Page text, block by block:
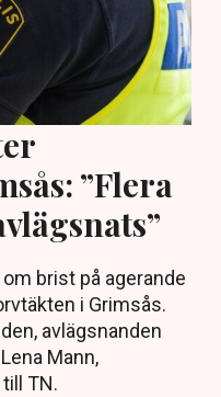
”Flera
brist på agerande
i Grimsås.
avlägsnanden
Mann,
TN.